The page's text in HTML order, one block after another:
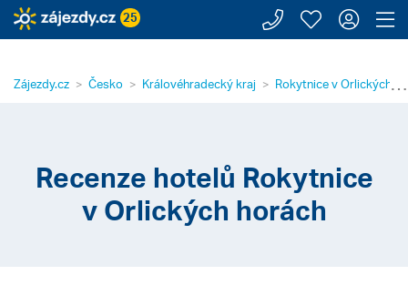
25 Zavolejte
Moje
⋯
Zájezdy.cz Česko Královéhradecký kraj Rokytnice v Orlických
Recenze hotelů Rokytnice
v Orlických horách